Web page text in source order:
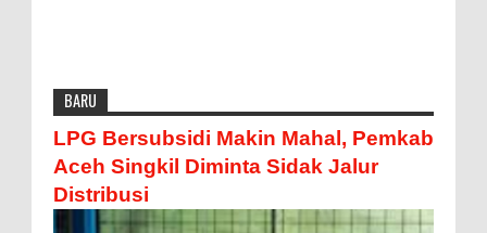
BARU
LPG Bersubsidi Makin Mahal, Pemkab
Aceh Singkil Diminta Sidak Jalur
Distribusi